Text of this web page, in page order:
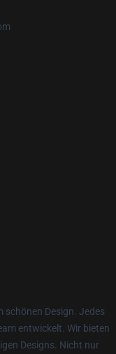
schönen Design. Jedes
entwickelt. Wir bieten
Designs. Nicht nur